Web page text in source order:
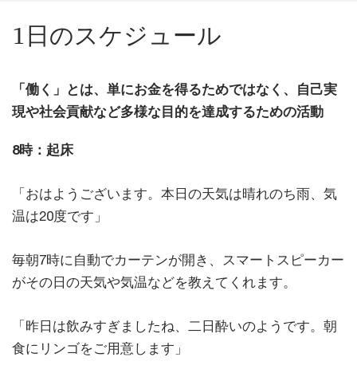
1日のスケジュール
「働く」とは、単にお金を得るためではなく、自己実
現や社会貢献など多様な目的を達成するための活動
8時：起床
「おはようございます。本日の天気は晴れのち雨、気
温は20度です」
毎朝7時に自動でカーテンが開き、スマートスピーカー
がその日の天気や気温などを教えてくれます。
「昨日は飲みすぎましたね、二日酔いのようです。朝
食にリンゴをご用意します」